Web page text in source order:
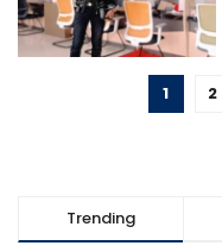
1 2
Trending